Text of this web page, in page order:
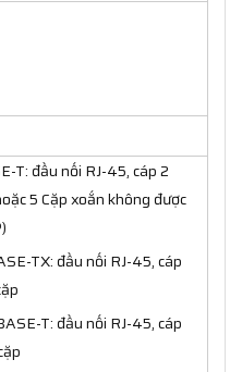
T: đầu nối RJ-45, cáp 2
5 Cặp xoắn không được
TX: đầu nối RJ-45, cáp
T: đầu nối RJ-45, cáp